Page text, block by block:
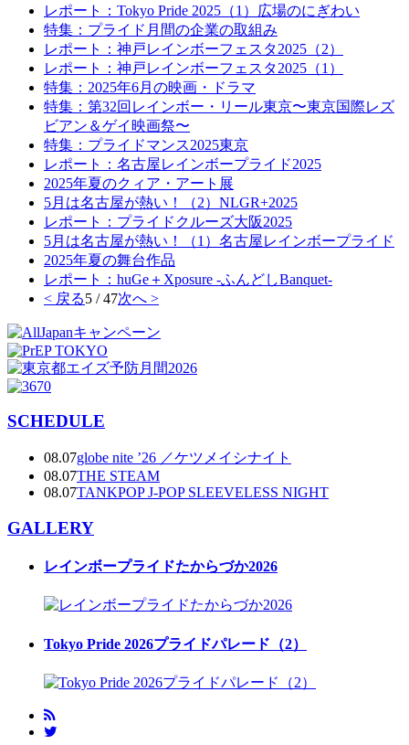
レポート：Tokyo Pride 2025（1）広場のにぎわい
特集：プライド月間の企業の取組み
レポート：神戸レインボーフェスタ2025（2）
レポート：神戸レインボーフェスタ2025（1）
特集：2025年6月の映画・ドラマ
特集：第32回レインボー・リール東京〜東京国際レズ
ビアン＆ゲイ映画祭〜
特集：プライドマンス2025東京
レポート：名古屋レインボープライド2025
2025年夏のクィア・アート展
5月は名古屋が熱い！（2）NLGR+2025
レポート：プライドクルーズ大阪2025
5月は名古屋が熱い！（1）名古屋レインボープライド
2025年夏の舞台作品
レポート：huGe＋Xposure -ふんどしBanquet-
< 戻る5 / 47次へ >
SCHEDULE
08.07globe nite ’26 ／ケツメイシナイト
08.07THE STEAM
08.07TANKPOP J-POP SLEEVELESS NIGHT
GALLERY
レインボープライドたからづか2026
Tokyo Pride 2026プライドパレード（2）